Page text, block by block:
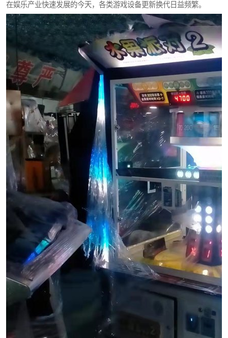
在娱乐产业快速发展的今天，各类游戏设备更新换代日益频繁。